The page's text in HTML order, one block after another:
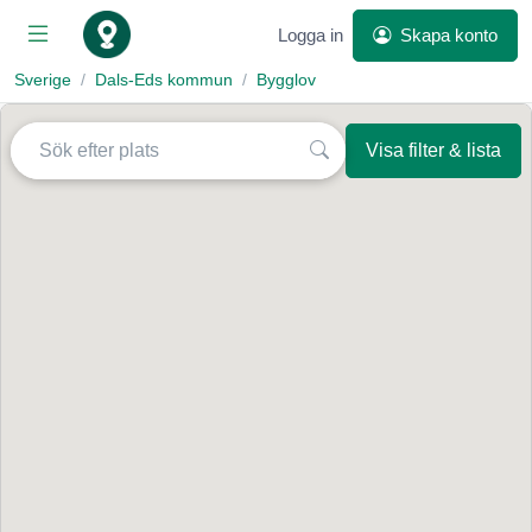
Logga in Skapa konto
Sverige Dals-Eds kommun Bygglov
Visa filter & lista